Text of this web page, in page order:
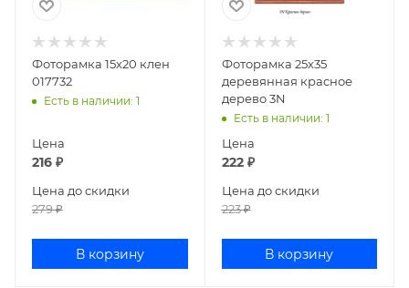
Фоторамка 15х20 клен
017732
Есть в наличии: 1
Цена
216 ₽
Цена до скидки
279₽
В корзину
Фоторамка 25х35
деревянная красное
дерево 3N
Есть в наличии: 1
Цена
222₽
Цена до скидки
223₽
В корзину